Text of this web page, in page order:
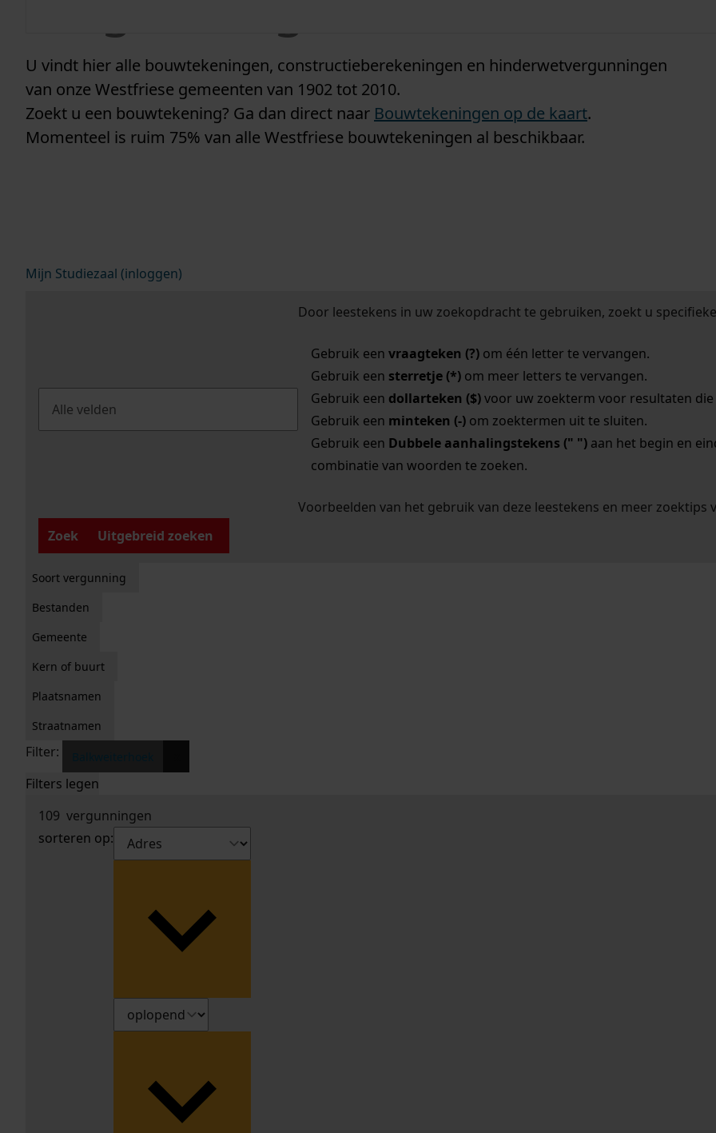
U vindt hier alle bouwtekeningen, constructieberekeningen en hinderwetvergunningen
van onze Westfriese gemeenten van 1902 tot 2010.
Zoekt u een bouwtekening? Ga dan direct naar Bouwtekeningen op de kaart.
Momenteel is ruim 75% van alle Westfriese bouwtekeningen al beschikbaar.
Mijn Studiezaal (inloggen)
Door leestekens in uw zoekopdracht te gebruiken, zoekt u
Gebruik een vraagteken (?)om één letter te vervangen.
Gebruik een sterretje (*)om meer letters te vervangen.
Gebruik een dollarteken ($)voor uw zoekterm voor resultaten die
Gebruik een minteken (-)om zoektermen uit te sluiten.
Gebruik een Dubbele aanhalingstekens (" ")aan het begin en
combinatie van woorden te zoeken.
Voorbeelden van het gebruik van deze leestekens en meer zoektips
Zoek
Uitgebreid zoeken
Soort vergunning
Bestanden
Gemeente
Kern of buurt
Plaatsnamen
Straatnamen
Filter:
Filters legen
109 vergunningen
sorteren op: